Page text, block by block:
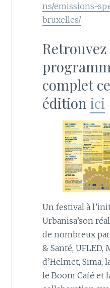
ns/emissions-
bruxelles/
Retrouvez
complet
édition ici
Un festival à
Urbanisa’son
de nombreux
& Santé,
d’Helmet, Sima,
le Boom Café et